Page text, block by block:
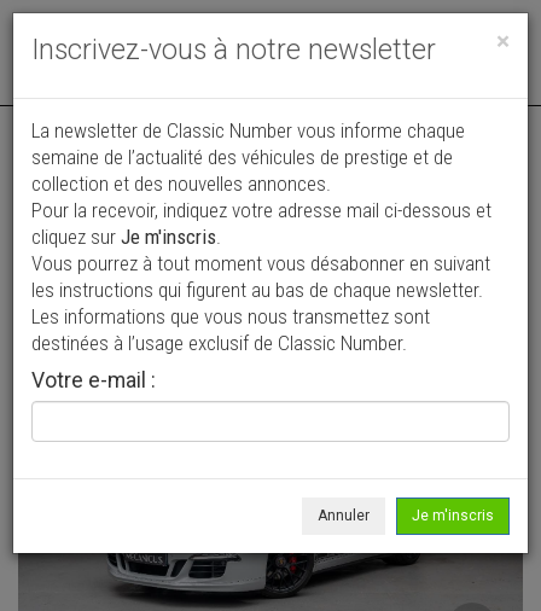
Toggle
Annonce actualisée le 04/08/2026 ( il y a 4 jours )
Porsche 991 .1 GTS *PTS
GRIGIOCAMPOVOLO / DUCKTAIL / PPF*
112 900 €
2016 Coupé 84 000 km
×
Inscrivez-vous à notre newsletter
La newsletter de Classic Number vous informe chaque
semaine de l’actualité des véhicules de prestige et de
collection et des nouvelles annonces.
Pour la recevoir, indiquez votre adresse mail ci-dessous et
cliquez sur Je m'inscris.
Vous pourrez à tout moment vous désabonner en suivant
les instructions qui figurent au bas de chaque newsletter.
Les informations que vous nous transmettez sont
destinées à l’usage exclusif de Classic Number.
Votre e-mail :
Annuler Je m'inscris